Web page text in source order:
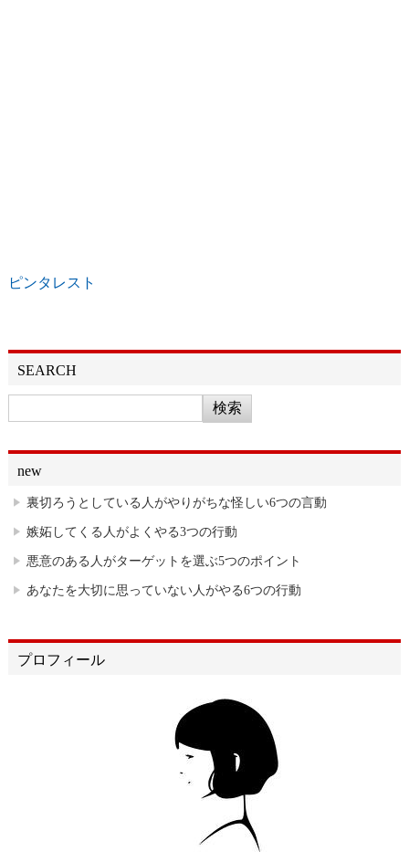
ピンタレスト
SEARCH
new
裏切ろうとしている人がやりがちな怪しい6つの言動
嫉妬してくる人がよくやる3つの行動
悪意のある人がターゲットを選ぶ5つのポイント
あなたを大切に思っていない人がやる6つの行動
プロフィール